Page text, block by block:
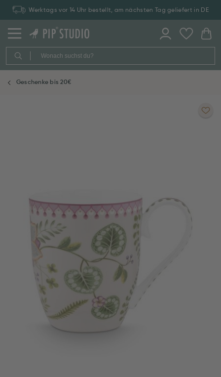
Werktags vor 14 Uhr bestellt, am nächsten Tag geliefert in DE
Geschenke bis 20€